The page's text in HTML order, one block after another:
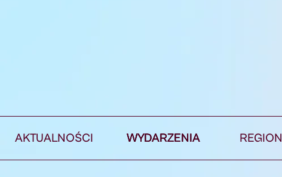
AKTUALNOŚCI WYDARZENIA REGION